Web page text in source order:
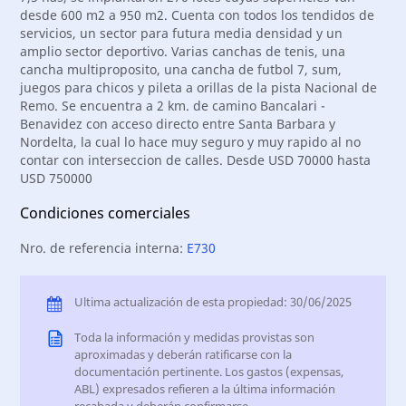
desde 600 m2 a 950 m2. Cuenta con todos los tendidos de
servicios, un sector para futura media densidad y un
amplio sector deportivo. Varias canchas de tenis, una
cancha multiproposito, una cancha de futbol 7, sum,
juegos para chicos y pileta a orillas de la pista Nacional de
Remo. Se encuentra a 2 km. de camino Bancalari -
Benavidez con acceso directo entre Santa Barbara y
Nordelta, la cual lo hace muy seguro y muy rapido al no
contar con interseccion de calles. Desde USD 70000 hasta
USD 750000
Condiciones comerciales
Nro. de referencia interna: E730
Ultima actualización de esta propiedad: 30/06/2025
Toda la información y medidas provistas son
aproximadas y deberán ratificarse con la
documentación pertinente. Los gastos (expensas,
ABL) expresados refieren a la última información